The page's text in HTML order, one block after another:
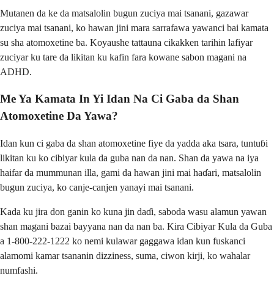
Mutanen da ke da matsalolin bugun zuciya mai tsanani, gazawar
zuciya mai tsanani, ko hawan jini mara sarrafawa yawanci bai kamata
su sha atomoxetine ba. Koyaushe tattauna cikakken tarihin lafiyar
zuciyar ku tare da likitan ku kafin fara kowane sabon magani na
ADHD.
Me Ya Kamata In Yi Idan Na Ci Gaba da Shan
Atomoxetine Da Yawa?
Idan kun ci gaba da shan atomoxetine fiye da yadda aka tsara, tuntuɓi
likitan ku ko cibiyar kula da guba nan da nan. Shan da yawa na iya
haifar da mummunan illa, gami da hawan jini mai haɗari, matsalolin
bugun zuciya, ko canje-canjen yanayi mai tsanani.
Kada ku jira don ganin ko kuna jin daɗi, saboda wasu alamun yawan
shan magani bazai bayyana nan da nan ba. Kira Cibiyar Kula da Guba
a 1-800-222-1222 ko nemi kulawar gaggawa idan kun fuskanci
alamomi kamar tsananin dizziness, suma, ciwon kirji, ko wahalar
numfashi.